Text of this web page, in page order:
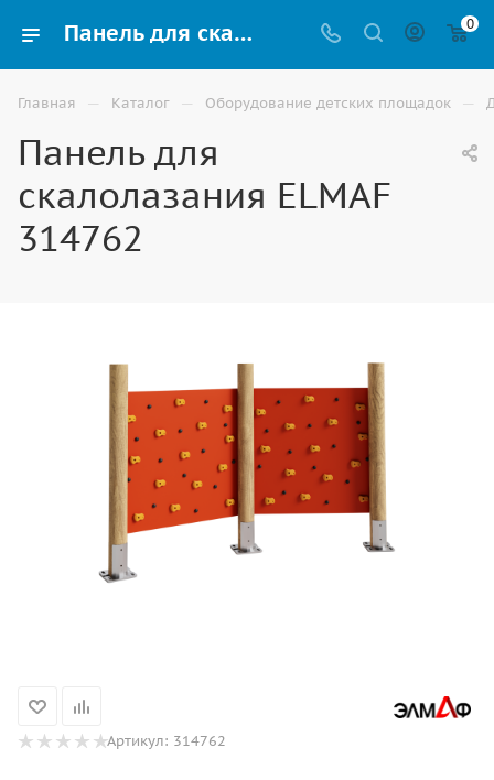
Панель для скалолазания ELMAF 314762 для детской площадки купить по доступной цене в Волгограде 0
Главная — Каталог — Оборудование детских площадок —
Панель для
скалолазания ELMAF
314762
Артикул: 314762